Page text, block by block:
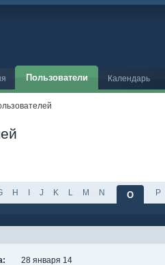
Пользователи Календарь
H I J K L M N O P
28 января 14